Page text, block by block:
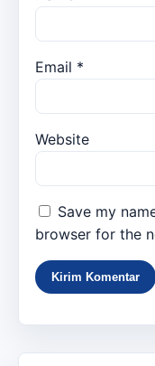
Email *
Website
Save my
browser for the